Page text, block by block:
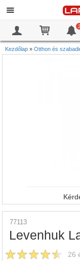
2
Kezdőlap » Otthon és
77113
Levenhuk
26